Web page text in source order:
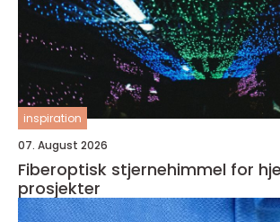
inspiration
07. August 2026
Fiberoptisk stjernehimmel for
prosjekter